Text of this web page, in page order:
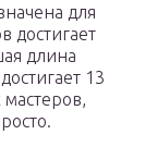
для
достигает
длина
13